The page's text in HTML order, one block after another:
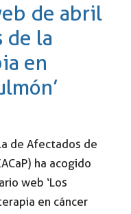
de abril
de la
en
de Afectados de
ha acogido
web ‘Los
en cáncer